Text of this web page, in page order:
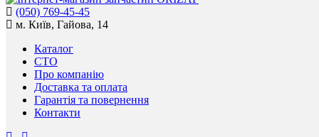
(050) 769-45-45
м. Київ, Гайова, 14
Каталог
СТО
Про компанію
Доставка та оплата
Гарантія та повернення
Контакти